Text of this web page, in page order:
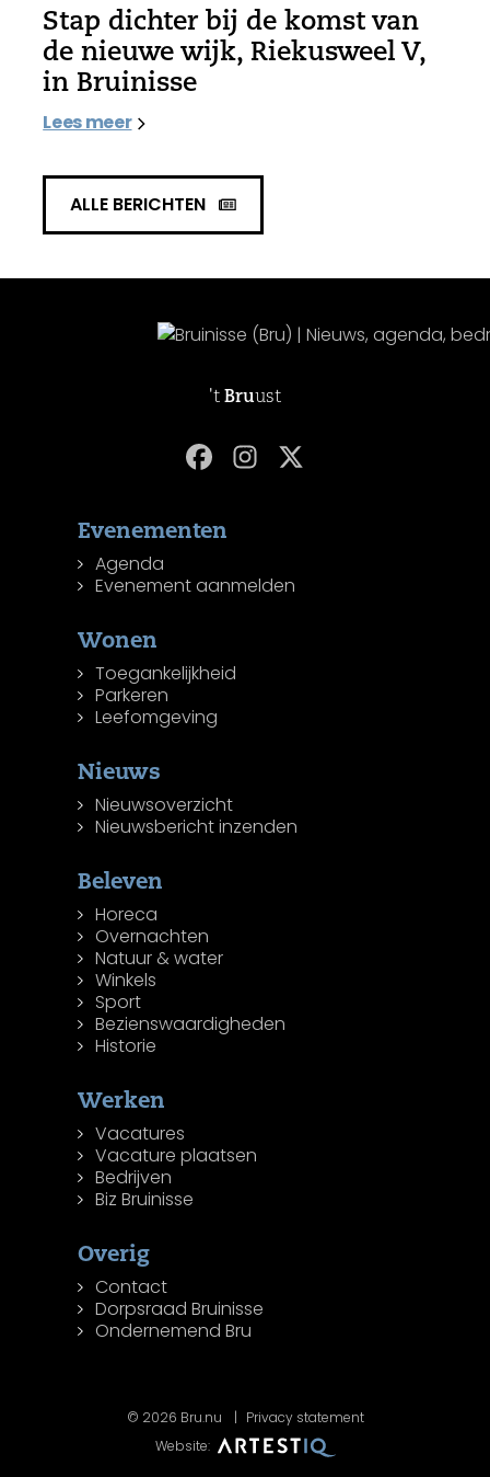
Stap dichter bij de komst van
de nieuwe wijk, Riekusweel V,
in Bruinisse
Lees meer
ALLE BERICHTEN
't Bruust
Evenementen
Agenda
Evenement aanmelden
Wonen
Toegankelijkheid
Parkeren
Leefomgeving
Nieuws
Nieuwsoverzicht
Nieuwsbericht inzenden
Beleven
Horeca
Overnachten
Natuur & water
Winkels
Sport
Bezienswaardigheden
Historie
Werken
Vacatures
Vacature plaatsen
Bedrijven
Biz Bruinisse
Overig
Contact
Dorpsraad Bruinisse
Ondernemend Bru
© 2026 Bru.nu
Privacy statement
Website: